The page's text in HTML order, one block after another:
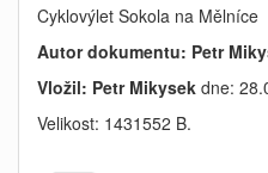
Cyklovýlet Sokola na Mělníce
Autor dokumentu: Petr
Vložil: Petr Mikysek dne:
Velikost: 1431552 B.